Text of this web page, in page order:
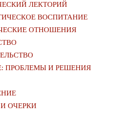
ЛЕКТОРИЙ
ВОСПИТАНИЕ
ОТНОШЕНИЯ
ПРОБЛЕМЫ И РЕШЕНИЯ
ОЧЕРКИ